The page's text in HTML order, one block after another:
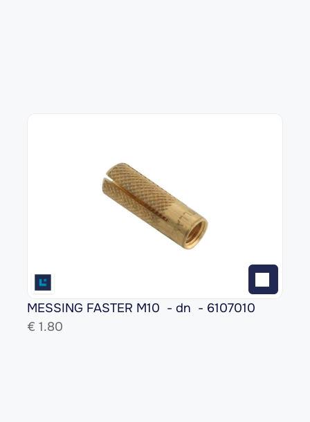
MESSING FASTER M10  - dn  - 6107010
€ 1.80